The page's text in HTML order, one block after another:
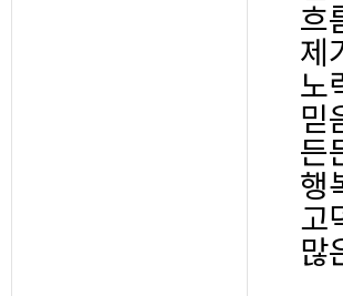
흐
제
노
믿
든
행
고
많